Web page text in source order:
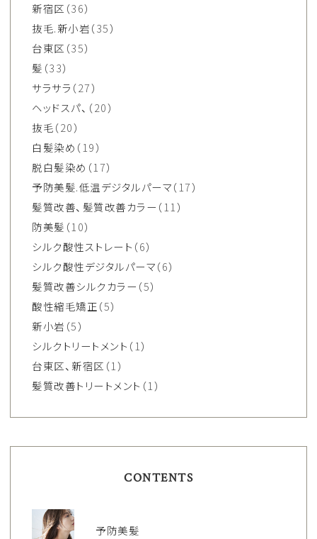
新宿区 （36）
抜毛.新小岩（35）
台東区 （35）
髪 （33）
サラサラ （27）
ヘッドスパ、 （20）
抜毛（20）
白髪染め （19）
脱白髪染め （17）
予防美髪.低温デジタルパーマ（17）
髪質改善、髪質改善カラー （11）
防美髪 （10）
シルク酸性ストレート （6）
シルク酸性デジタルパーマ（6）
髪質改善シルクカラー （5）
酸性縮毛矯正（5）
新小岩 （5）
シルクトリートメント （1）
台東区、新宿区 （1）
髪質改善トリートメント （1）
CONTENTS
予防美髪